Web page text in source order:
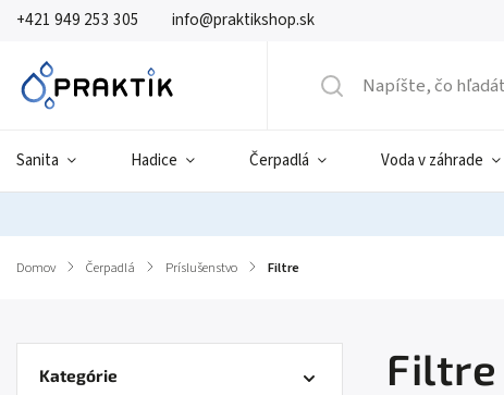
+421 949 253 305 info@praktikshop.sk
Sanita Hadice Čerpadlá Voda v záhrade
Domov / Čerpadlá / Príslušenstvo / Filtre
Kategórie Filtre